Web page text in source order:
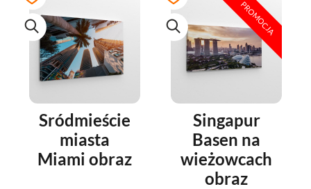
Sródmieście
miasta
Miami obraz
PROMOCJA
Singapur
Basen na
wieżowcach
obraz